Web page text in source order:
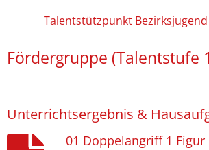
Talentstützpunkt
Fördergruppe (Talentstufe
Unterrichtsergebnis &
01 Doppelangriff 1 Figur